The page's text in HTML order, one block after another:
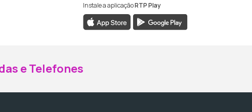
da RTP Madeira
Instagram da RTP Madeira
Instale a aplicaçãoRTP Play
e Telefones